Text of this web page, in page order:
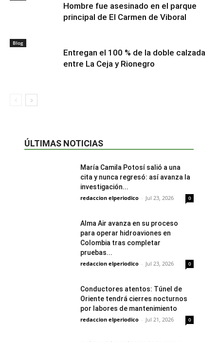
Hombre fue asesinado en el parque
principal de El Carmen de Viboral
Blog
Entregan el 100 % de la doble calzada
entre La Ceja y Rionegro
ÚLTIMAS NOTICIAS
María Camila Potosí salió a una
cita y nunca regresó: así avanza la
investigación...
redaccion elperiodico - Jul 23, 2026 0
Alma Air avanza en su proceso
para operar hidroaviones en
Colombia tras completar
pruebas...
redaccion elperiodico - Jul 23, 2026 0
Conductores atentos: Túnel de
Oriente tendrá cierres nocturnos
por labores de mantenimiento
redaccion elperiodico - Jul 21, 2026 0